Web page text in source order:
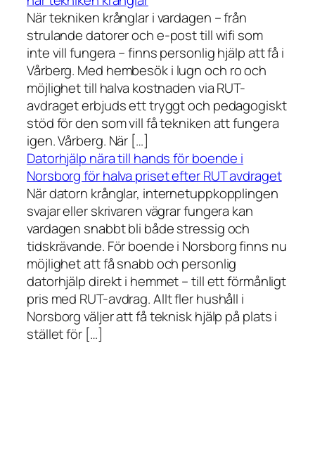
När tekniken krånglar i vardagen – från
strulande datorer och e-post till wifi som
inte vill fungera – finns personlig hjälp att få i
Vårberg. Med hembesök i lugn och ro och
möjlighet till halva kostnaden via RUT-
avdraget erbjuds ett tryggt och pedagogiskt
stöd för den som vill få tekniken att fungera
igen. Vårberg. När […]
Datorhjälp nära till hands för boende i
Norsborg för halva priset efter RUT avdraget
När datorn krånglar, internetuppkopplingen
svajar eller skrivaren vägrar fungera kan
vardagen snabbt bli både stressig och
tidskrävande. För boende i Norsborg finns nu
möjlighet att få snabb och personlig
datorhjälp direkt i hemmet – till ett förmånligt
pris med RUT-avdrag. Allt fler hushåll i
Norsborg väljer att få teknisk hjälp på plats i
stället för […]